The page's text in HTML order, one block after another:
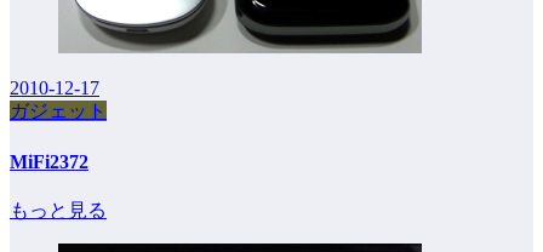
2010-12-17
ガジェット
MiFi2372
もっと見る